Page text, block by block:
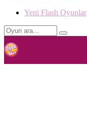
Yeni Flash Oyunlar